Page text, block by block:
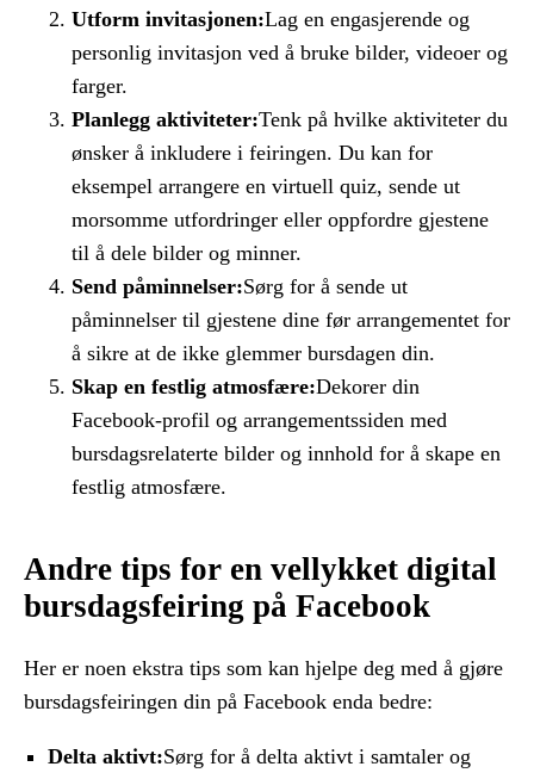
Utform invitasjonen:Lag en engasjerende og
personlig invitasjon ved å bruke bilder, videoer og
farger.
Planlegg aktiviteter:Tenk på hvilke aktiviteter du
ønsker å inkludere i feiringen. Du kan for
eksempel arrangere en virtuell quiz, sende ut
morsomme utfordringer eller oppfordre gjestene
til å dele bilder og minner.
Send påminnelser:Sørg for å sende ut
påminnelser til gjestene dine før arrangementet for
å sikre at de ikke glemmer bursdagen din.
Skap en festlig atmosfære:Dekorer din
Facebook-profil og arrangementssiden med
bursdagsrelaterte bilder og innhold for å skape en
festlig atmosfære.
Andre tips for en vellykket digital
bursdagsfeiring på Facebook
Her er noen ekstra tips som kan hjelpe deg med å gjøre
bursdagsfeiringen din på Facebook enda bedre:
Delta aktivt:Sørg for å delta aktivt i samtaler og